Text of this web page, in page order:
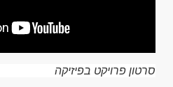
סרטון פרויקט בפיזיקה